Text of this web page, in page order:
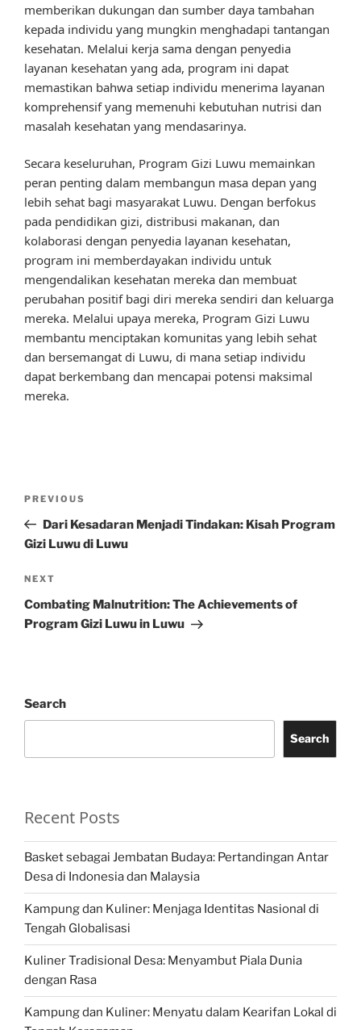
memberikan dukungan dan sumber daya tambahan
kepada individu yang mungkin menghadapi tantangan
kesehatan. Melalui kerja sama dengan penyedia
layanan kesehatan yang ada, program ini dapat
memastikan bahwa setiap individu menerima layanan
komprehensif yang memenuhi kebutuhan nutrisi dan
masalah kesehatan yang mendasarinya.
Secara keseluruhan, Program Gizi Luwu memainkan
peran penting dalam membangun masa depan yang
lebih sehat bagi masyarakat Luwu. Dengan berfokus
pada pendidikan gizi, distribusi makanan, dan
kolaborasi dengan penyedia layanan kesehatan,
program ini memberdayakan individu untuk
mengendalikan kesehatan mereka dan membuat
perubahan positif bagi diri mereka sendiri dan keluarga
mereka. Melalui upaya mereka, Program Gizi Luwu
membantu menciptakan komunitas yang lebih sehat
dan bersemangat di Luwu, di mana setiap individu
dapat berkembang dan mencapai potensi maksimal
mereka.
Previous
Post
PREVIOUS
Dari Kesadaran Menjadi Tindakan: Kisah Program
Gizi Luwu di Luwu
Next
Post
NEXT
Combating Malnutrition: The Achievements of
Program Gizi Luwu in Luwu
Search
Search
Recent Posts
Basket sebagai Jembatan Budaya: Pertandingan Antar
Desa di Indonesia dan Malaysia
Kampung dan Kuliner: Menjaga Identitas Nasional di
Tengah Globalisasi
Kuliner Tradisional Desa: Menyambut Piala Dunia
dengan Rasa
Kampung dan Kuliner: Menyatu dalam Kearifan Lokal di